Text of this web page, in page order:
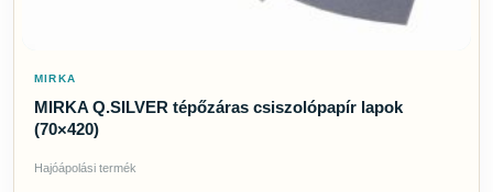
MIRKA
MIRKA Q.SILVER tépőzáras csiszolópapír lapok
(70×420)
Hajóápolási termék